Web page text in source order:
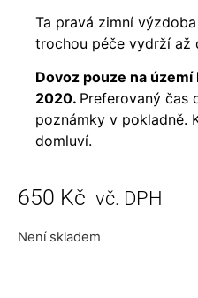
Ta pravá zimní
trochou péče vydrží až
Dovoz pouze na území
2020. Preferovaný čas
poznámky v pokladně.
domluví.
650 Kč vč. DPH
Není skladem